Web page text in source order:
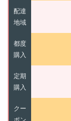
配達
地域
都度
購入
定期
購入
クー